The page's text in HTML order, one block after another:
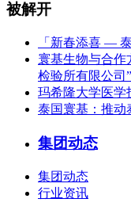
被解开
「新春添喜 —
寰基生物与合作
检验所有限公司”
玛希隆大学医学
泰国寰基：推动
集团动态
集团动态
行业资讯